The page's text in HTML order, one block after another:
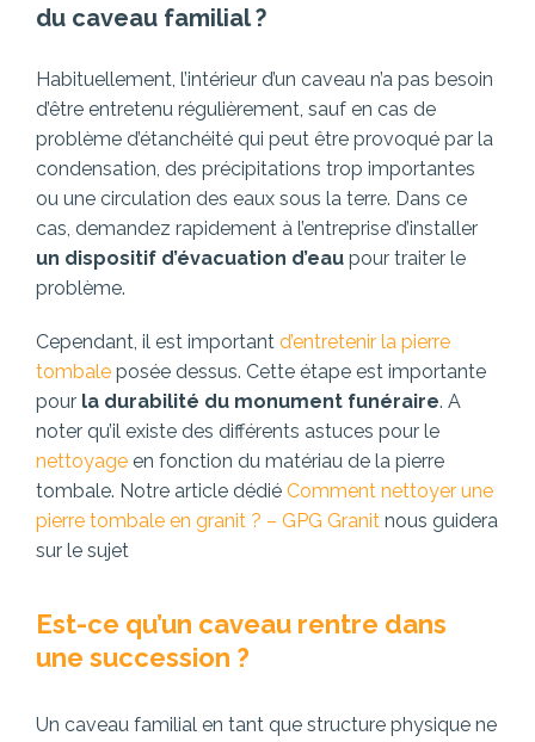
du caveau familial ?
Habituellement, l’intérieur d’un caveau n’a pas besoin
d’être entretenu régulièrement, sauf en cas de
problème d’étanchéité qui peut être provoqué par la
condensation, des précipitations trop importantes
ou une circulation des eaux sous la terre. Dans ce
cas, demandez rapidement à l’entreprise d’installer
un dispositif d’évacuation d’eau pour traiter le
problème.
Cependant, il est important d’entretenir la pierre
tombale posée dessus. Cette étape est importante
pour la durabilité du monument funéraire. A
noter qu’il existe des différents astuces pour le
nettoyage en fonction du matériau de la pierre
tombale. Notre article dédié Comment nettoyer une
pierre tombale en granit ? – GPG Granit nous guidera
sur le sujet
Est-ce qu’un caveau rentre dans
une succession ?
Un caveau familial en tant que structure physique ne